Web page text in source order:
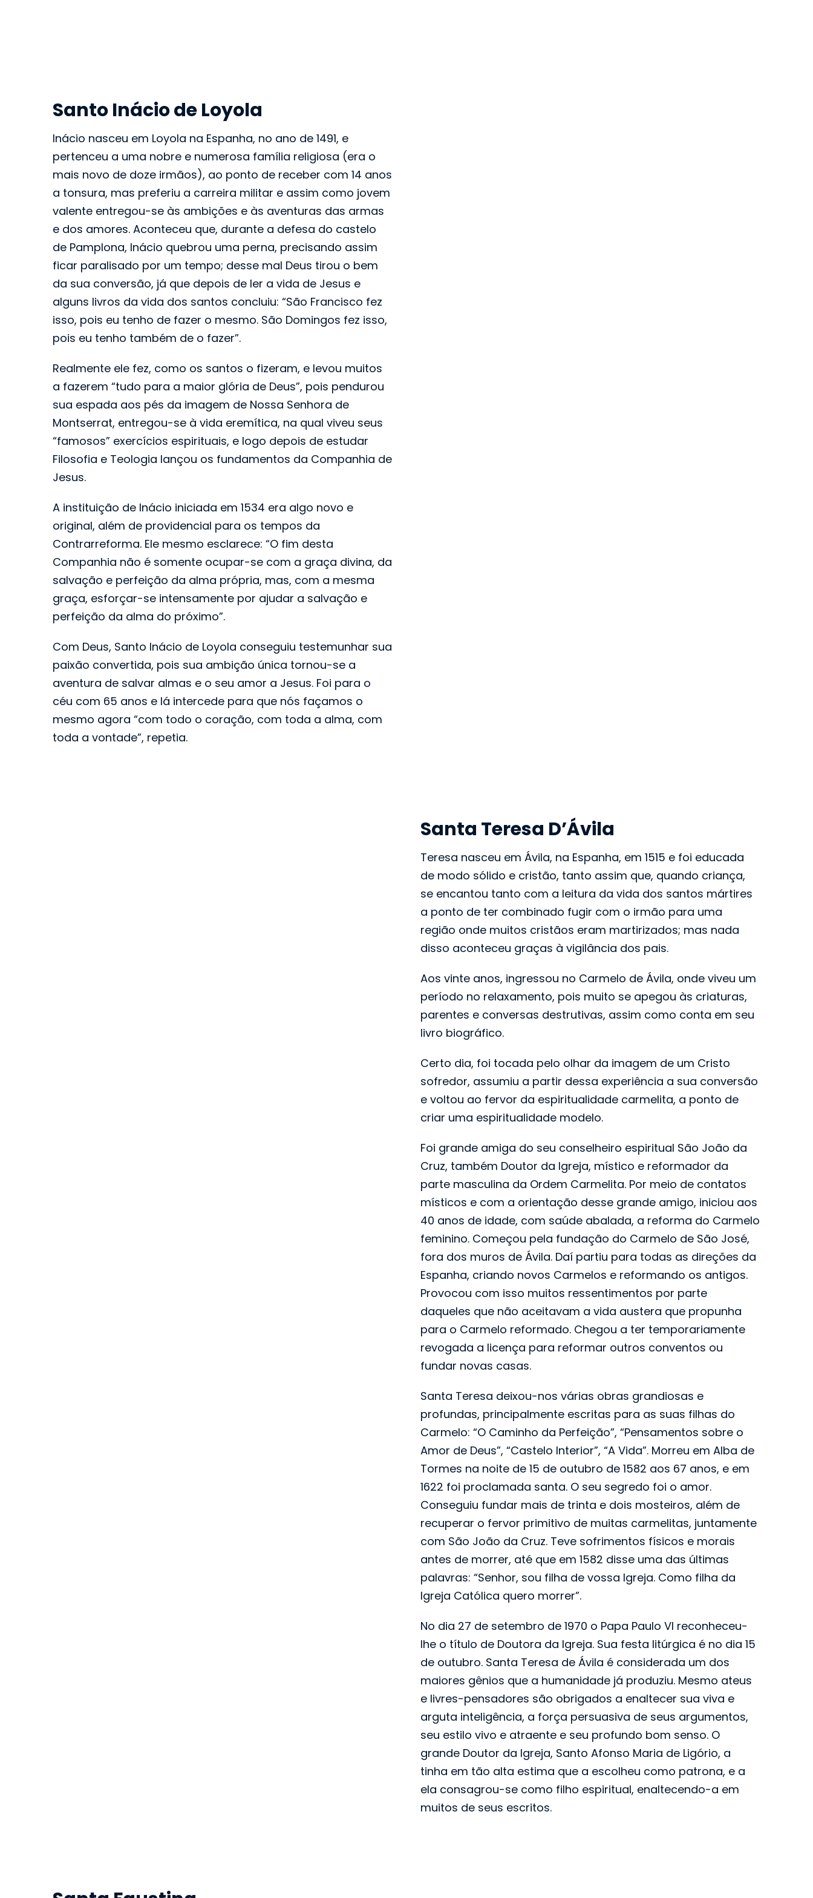
Santo Inácio de Loyola
Inácio nasceu em Loyola na Espanha, no ano de 1491, e
pertenceu a uma nobre e numerosa família religiosa (era o
mais novo de doze irmãos), ao ponto de receber com 14 anos
a tonsura, mas preferiu a carreira militar e assim como jovem
valente entregou-se às ambições e às aventuras das armas
e dos amores. Aconteceu que, durante a defesa do castelo
de Pamplona, Inácio quebrou uma perna, precisando assim
ficar paralisado por um tempo; desse mal Deus tirou o bem
da sua conversão, já que depois de ler a vida de Jesus e
alguns livros da vida dos santos concluiu: “São Francisco fez
isso, pois eu tenho de fazer o mesmo. São Domingos fez isso,
pois eu tenho também de o fazer”.
Realmente ele fez, como os santos o fizeram, e levou muitos
a fazerem “tudo para a maior glória de Deus”, pois pendurou
sua espada aos pés da imagem de Nossa Senhora de
Montserrat, entregou-se à vida eremítica, na qual viveu seus
“famosos” exercícios espirituais, e logo depois de estudar
Filosofia e Teologia lançou os fundamentos da Companhia de
Jesus.
A instituição de Inácio iniciada em 1534 era algo novo e
original, além de providencial para os tempos da
Contrarreforma. Ele mesmo esclarece: “O fim desta
Companhia não é somente ocupar-se com a graça divina, da
salvação e perfeição da alma própria, mas, com a mesma
graça, esforçar-se intensamente por ajudar a salvação e
perfeição da alma do próximo”.
Com Deus, Santo Inácio de Loyola conseguiu testemunhar sua
paixão convertida, pois sua ambição única tornou-se a
aventura de salvar almas e o seu amor a Jesus. Foi para o
céu com 65 anos e lá intercede para que nós façamos o
mesmo agora “com todo o coração, com toda a alma, com
toda a vontade”, repetia.
Santa Teresa D’Ávila
Teresa nasceu em Ávila, na Espanha, em 1515 e foi educada
de modo sólido e cristão, tanto assim que, quando criança,
se encantou tanto com a leitura da vida dos santos mártires
a ponto de ter combinado fugir com o irmão para uma
região onde muitos cristãos eram martirizados; mas nada
disso aconteceu graças à vigilância dos pais.
Aos vinte anos, ingressou no Carmelo de Ávila, onde viveu um
período no relaxamento, pois muito se apegou às criaturas,
parentes e conversas destrutivas, assim como conta em seu
livro biográfico.
Certo dia, foi tocada pelo olhar da imagem de um Cristo
sofredor, assumiu a partir dessa experiência a sua conversão
e voltou ao fervor da espiritualidade carmelita, a ponto de
criar uma espiritualidade modelo.
Foi grande amiga do seu conselheiro espiritual São João da
Cruz, também Doutor da Igreja, místico e reformador da
parte masculina da Ordem Carmelita. Por meio de contatos
místicos e com a orientação desse grande amigo, iniciou aos
40 anos de idade, com saúde abalada, a reforma do Carmelo
feminino. Começou pela fundação do Carmelo de São José,
fora dos muros de Ávila. Daí partiu para todas as direções da
Espanha, criando novos Carmelos e reformando os antigos.
Provocou com isso muitos ressentimentos por parte
daqueles que não aceitavam a vida austera que propunha
para o Carmelo reformado. Chegou a ter temporariamente
revogada a licença para reformar outros conventos ou
fundar novas casas.
Santa Teresa deixou-nos várias obras grandiosas e
profundas, principalmente escritas para as suas filhas do
Carmelo: “O Caminho da Perfeição”, “Pensamentos sobre o
Amor de Deus”, “Castelo Interior”, “A Vida”. Morreu em Alba de
Tormes na noite de 15 de outubro de 1582 aos 67 anos, e em
1622 foi proclamada santa. O seu segredo foi o amor.
Conseguiu fundar mais de trinta e dois mosteiros, além de
recuperar o fervor primitivo de muitas carmelitas, juntamente
com São João da Cruz. Teve sofrimentos físicos e morais
antes de morrer, até que em 1582 disse uma das últimas
palavras: “Senhor, sou filha de vossa Igreja. Como filha da
Igreja Católica quero morrer”.
No dia 27 de setembro de 1970 o Papa Paulo VI reconheceu-
lhe o título de Doutora da Igreja. Sua festa litúrgica é no dia 15
de outubro. Santa Teresa de Ávila é considerada um dos
maiores gênios que a humanidade já produziu. Mesmo ateus
e livres-pensadores são obrigados a enaltecer sua viva e
arguta inteligência, a força persuasiva de seus argumentos,
seu estilo vivo e atraente e seu profundo bom senso. O
grande Doutor da Igreja, Santo Afonso Maria de Ligório, a
tinha em tão alta estima que a escolheu como patrona, e a
ela consagrou-se como filho espiritual, enaltecendo-a em
muitos de seus escritos.